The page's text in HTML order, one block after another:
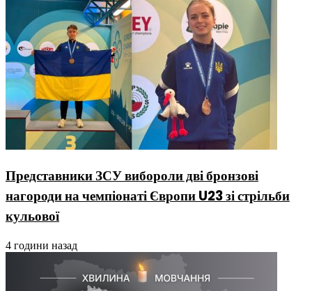
Представники ЗСУ вибороли дві бронзові
нагороди на чемпіонаті Європи U23 зі стрільби
кульової
4 години назад